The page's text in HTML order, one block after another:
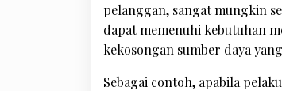
pelanggan, sangat mungkin
dapat memenuhi kebutuhan
kekosongan sumber daya
Sebagai contoh, apabila